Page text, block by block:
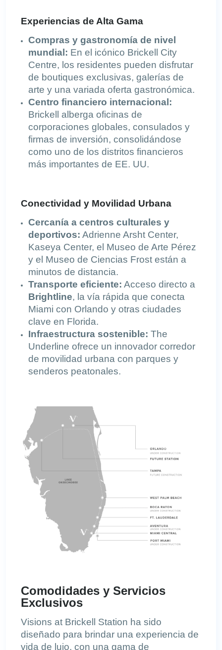
Experiencias de Alta Gama
Compras y gastronomía de nivel
mundial: En el icónico Brickell City
Centre, los residentes pueden disfrutar
de boutiques exclusivas, galerías de
arte y una variada oferta gastronómica.
Centro financiero internacional:
Brickell alberga oficinas de
corporaciones globales, consulados y
firmas de inversión, consolidándose
como uno de los distritos financieros
más importantes de EE. UU.
Conectividad y Movilidad Urbana
Cercanía a centros culturales y
deportivos: Adrienne Arsht Center,
Kaseya Center, el Museo de Arte Pérez
y el Museo de Ciencias Frost están a
minutos de distancia.
Transporte eficiente: Acceso directo a
Brightline, la vía rápida que conecta
Miami con Orlando y otras ciudades
clave en Florida.
Infraestructura sostenible: The
Underline ofrece un innovador corredor
de movilidad urbana con parques y
senderos peatonales.
Comodidades y Servicios
Exclusivos
Visions at Brickell Station ha sido
diseñado para brindar una experiencia de
vida de lujo, con una gama de